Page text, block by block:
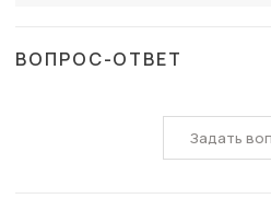
ВОПРОС-ОТВЕТ
Задать